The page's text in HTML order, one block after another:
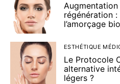
régénération
l’amorçage
ESTHÉTIQUE
Le Protocole
alternative
légers ?